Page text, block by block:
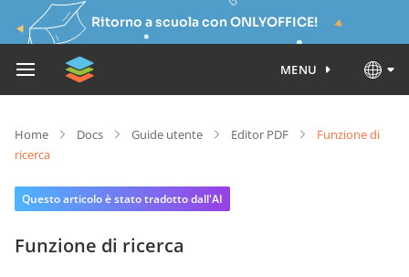
Ritorno a scuola con ONLYOFFICE!
MENU
Home Docs Guide utente Editor PDF
Funzione di
ricerca
Questo articolo è stato tradotto dall'AI
Funzione di ricerca